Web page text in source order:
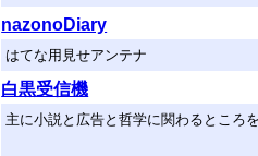
nazonoDiary
はてな用見せアンテナ
白黒受信機
主に小説と広告と哲学に関わるところ